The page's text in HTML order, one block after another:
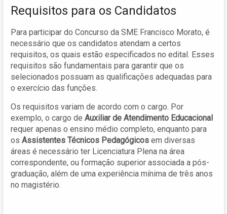
Requisitos para os Candidatos
Para participar do Concurso da SME Francisco Morato, é
necessário que os candidatos atendam a certos
requisitos, os quais estão especificados no edital. Esses
requisitos são fundamentais para garantir que os
selecionados possuam as qualificações adequadas para
o exercício das funções.
Os requisitos variam de acordo com o cargo. Por
exemplo, o cargo de Auxiliar de Atendimento Educacional
requer apenas o ensino médio completo, enquanto para
os Assistentes Técnicos Pedagógicos em diversas
áreas é necessário ter Licenciatura Plena na área
correspondente, ou formação superior associada a pós-
graduação, além de uma experiência mínima de três anos
no magistério.